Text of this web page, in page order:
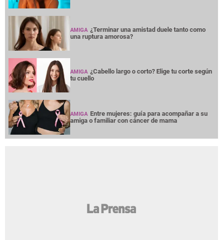
AMIGA ¿Terminar una amistad duele tanto como
una ruptura amorosa?
AMIGA ¿Cabello largo o corto? Elige tu corte según
tu cuello
AMIGA Entre mujeres: guía para acompañar a su
amiga o familiar con cáncer de mama